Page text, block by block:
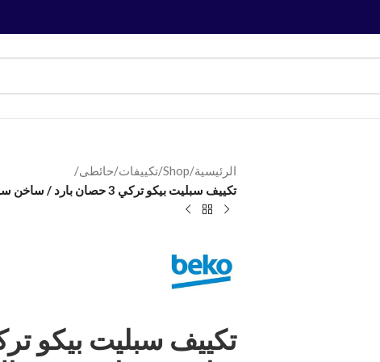
الرئيسية/
Shop
/تكييفات/حائطى/
تكييف سبليت بيكو تركي 3 حصان بارد / ساخن سمارت ديجيتال انفرتر BIHT2441/BIHT2440